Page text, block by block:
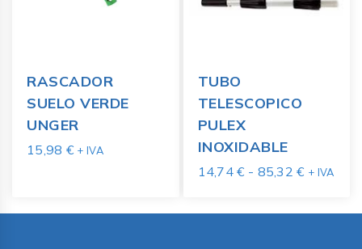
RASCADOR
SUELO VERDE
UNGER
15,98 € + IVA
TUBO
TELESCOPICO
PULEX
INOXIDABLE
14,74€ - 85,32€ + IVA